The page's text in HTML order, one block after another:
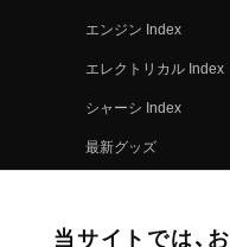
エンジン Index
エレクトリカル Index
シャーシ Index
最新グッズ
コンプリート
当サイトでは、